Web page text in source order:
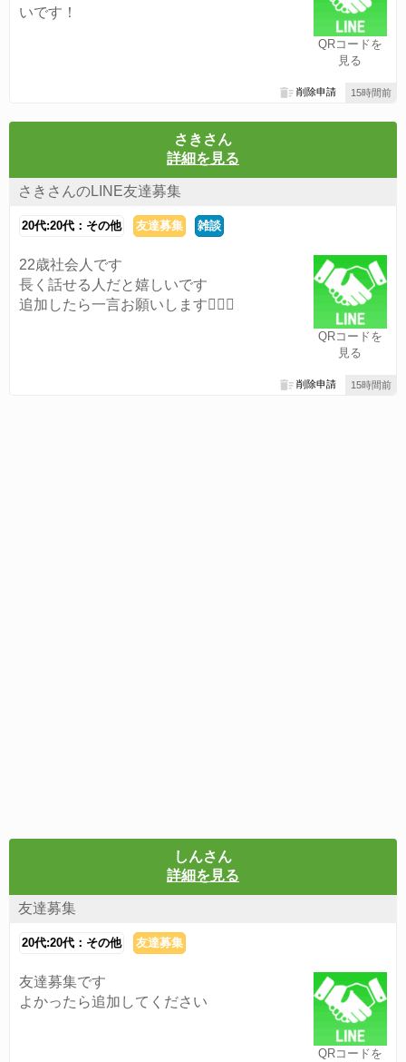
QRコードを
見る
いです！
15時間前
削除申請
さきさん
詳細を見る
さきさんのLINE友達募集
20代:20代：その他 友達募集 雑談
QRコードを
見る
22歳社会人です
長く話せる人だと嬉しいです
追加したら一言お願いします🙇🏻‍♀️
15時間前
削除申請
しんさん
詳細を見る
友達募集
20代:20代：その他 友達募集
QRコードを
友達募集です
よかったら追加してください